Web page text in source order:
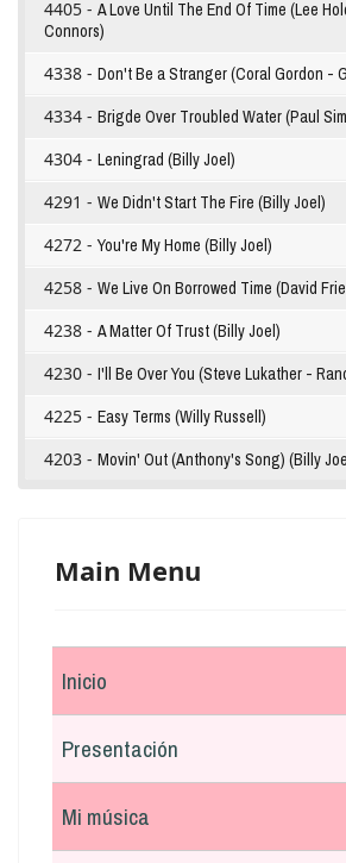
4405 - A Love Until The End Of Time (Lee
Connors)
4338 - Don't Be a Stranger (Coral Gordon -
4334 - Brigde Over Troubled Water (Paul
4304 - Leningrad (Billy Joel)
4291 - We Didn't Start The Fire (Billy Joel)
4272 - You're My Home (Billy Joel)
4258 - We Live On Borrowed Time (David
4238 - A Matter Of Trust (Billy Joel)
4230 - I'll Be Over You (Steve Lukather -
4225 - Easy Terms (Willy Russell)
4203 - Movin' Out (Anthony's Song) (Billy
Main Menu
Inicio
Presentación
Mi música